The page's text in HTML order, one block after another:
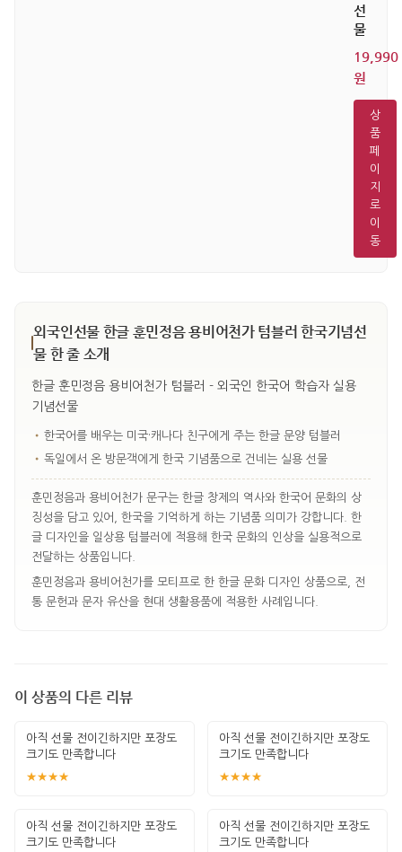
선
물
19,990
원
상
품
페
이
지
로
이
동
외국인선물 한글 훈민정음 용비어천가 텀블러 한국기념선
물 한 줄 소개
한글 훈민정음 용비어천가 텀블러 - 외국인 한국어 학습자 실용
기념선물
• 한국어를 배우는 미국·캐나다 친구에게 주는 한글 문양 텀블러
• 독일에서 온 방문객에게 한국 기념품으로 건네는 실용 선물
훈민정음과 용비어천가 문구는 한글 창제의 역사와 한국어 문화의 상
징성을 담고 있어, 한국을 기억하게 하는 기념품 의미가 강합니다. 한
글 디자인을 일상용 텀블러에 적용해 한국 문화의 인상을 실용적으로
전달하는 상품입니다.
훈민정음과 용비어천가를 모티프로 한 한글 문화 디자인 상품으로, 전
통 문헌과 문자 유산을 현대 생활용품에 적용한 사례입니다.
이 상품의 다른 리뷰
아직 선물 전이긴하지만 포장도
크기도 만족합니다
★★★★
아직 선물 전이긴하지만 포장도
크기도 만족합니다
★★★★
아직 선물 전이긴하지만 포장도
크기도 만족합니다
아직 선물 전이긴하지만 포장도
크기도 만족합니다